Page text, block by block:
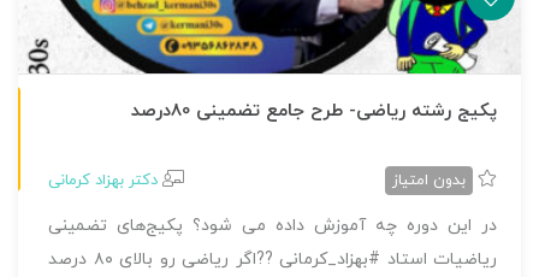
پکیج رشته ریاضی- طرح جامع تضمینی 80درصد
بدون امتیاز دکتر بهزاد کرمانی
در این دوره چه آموزش داده می شود؟ پکیج‌های تضمینی
ریاضیات استاد #بهزاد_کرمانی ??اگر ریاضی رو بالای ۸۰ درصد